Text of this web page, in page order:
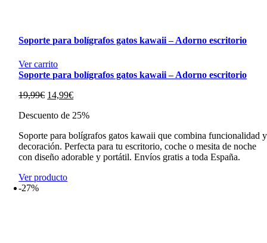
Soporte para bolígrafos gatos kawaii – Adorno escritorio
Ver carrito
Soporte para bolígrafos gatos kawaii – Adorno escritorio
19,99€ El
original
19,99€.
14,99€El
actual
14,99€.
Descuento de 25%
Soporte para bolígrafos gatos kawaii que combina funcionalidad y
decoración. Perfecta para tu escritorio, coche o mesita de noche
con diseño adorable y portátil. Envíos gratis a toda España.
Ver producto
-27%